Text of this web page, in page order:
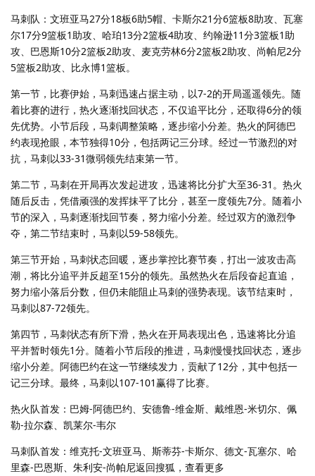
马刺队：文班亚马27分18板6助5帽、卡斯尔21分6篮板8助攻、瓦塞
尔17分9篮板1助攻、哈珀13分2篮板4助攻、约翰逊11分3篮板1助
攻、巴恩斯10分2篮板2助攻、麦克劳林6分2篮板2助攻、尚帕尼2分
5篮板2助攻、比永博1篮板。
第一节，比赛伊始，马刺迅速占据主动，以7-2的开局遥遥领先。随
着比赛的进行，热火逐渐找回状态，不仅追平比分，还取得6分的领
先优势。小节后段，马刺调整策略，逐步缩小分差。热火的阿德巴
约表现抢眼，本节独得10分，包括两记三分球。经过一节激烈的对
抗，马刺以33-31微弱领先结束第一节。
第二节，马刺在开局再次发起进攻，迅速将比分扩大至36-31。热火
随后反击，凭借顽强的发挥抹平了比分，甚至一度领先7分。随着小
节的深入，马刺逐渐找回节奏，努力缩小分差。经过双方的激烈争
夺，第二节结束时，马刺以59-58领先。
第三节开始，马刺状态回暖，逐步掌控比赛节奏，打出一波攻击高
潮，将比分追平并反超至15分的领先。虽然热火在后段奋起直追，
努力缩小落后分数，但仍未能阻止马刺的强势表现。该节结束时，
马刺以87-72领先。
第四节，马刺状态有所下滑，热火在开局表现出色，迅速将比分追
平并暂时领先1分。随着小节后段的推进，马刺慢慢找回状态，逐步
缩小分差。阿德巴约在这一节继续发力，贡献了12分，其中包括一
记三分球。最终，马刺以107-101赢得了比赛。
热火队首发：巴姆-阿德巴约、安德鲁-维金斯、戴维恩-米切尔、佩
勒-拉尔森、凯莱尔-韦尔
马刺队首发：维克托-文班亚马、斯蒂芬-卡斯尔、德文-瓦塞尔、哈
里森-巴恩斯、朱利安-尚帕尼返回搜狐，查看更多